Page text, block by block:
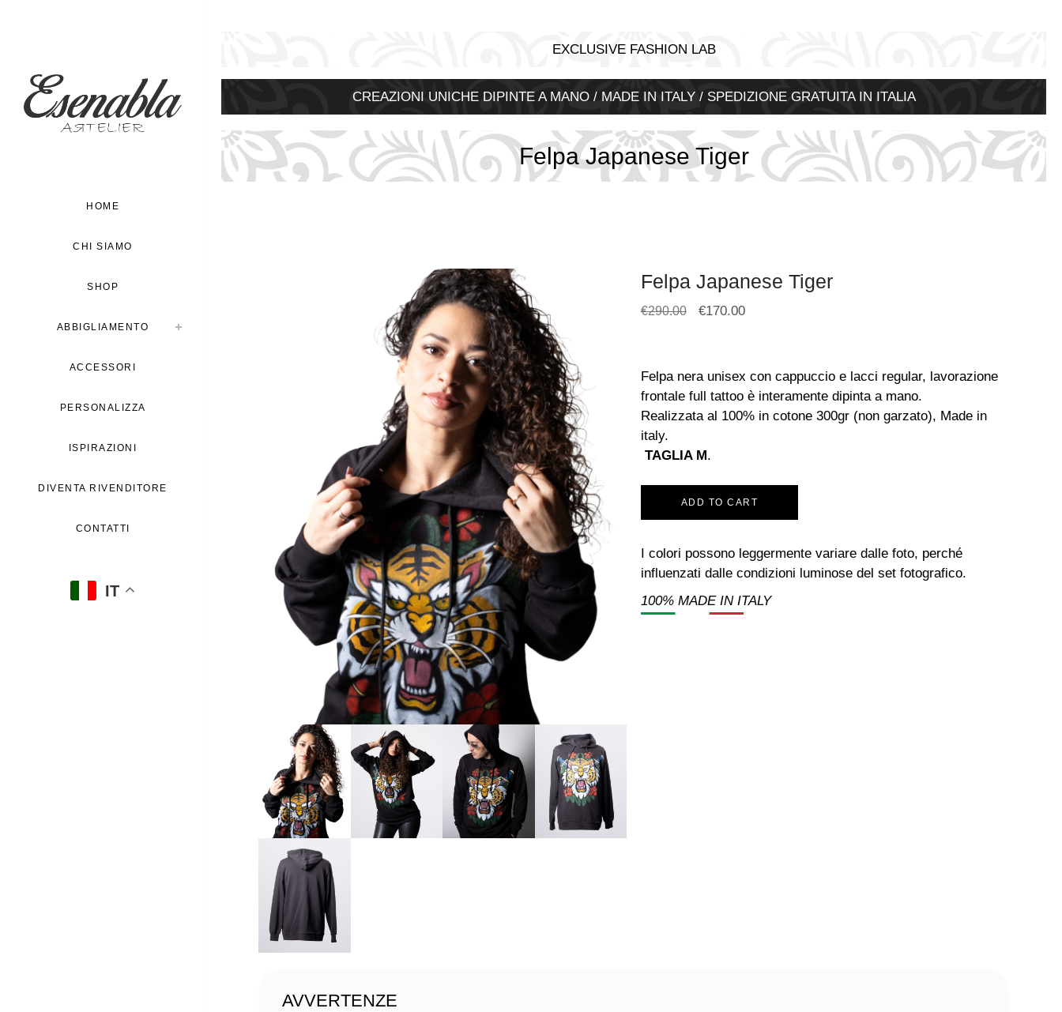
HOME
CHI SIAMO
SHOP
ABBIGLIAMENTO
ACCESSORI
PERSONALIZZA
ISPIRAZIONI
DIVENTA RIVENDITORE
CONTATTI
IT
EXCLUSIVE FASHION LAB
CREAZIONI UNICHE DIPINTE A MANO / MADE IN ITALY / SPEDIZIONE GRATUITA IN ITALIA
Felpa Japanese Tiger
Felpa Japanese Tiger
€290.00 €170.00
Felpa nera unisex con cappuccio e lacci regular, lavorazione
frontale full tattoo è interamente dipinta a mano.
Realizzata al 100% in cotone 300gr (non garzato), Made in
italy.
TAGLIA M.
ADD TO CART
I colori possono leggermente variare dalle foto, perché
influenzati dalle condizioni luminose del set fotografico.
100% MADE IN ITALY
AVVERTENZE